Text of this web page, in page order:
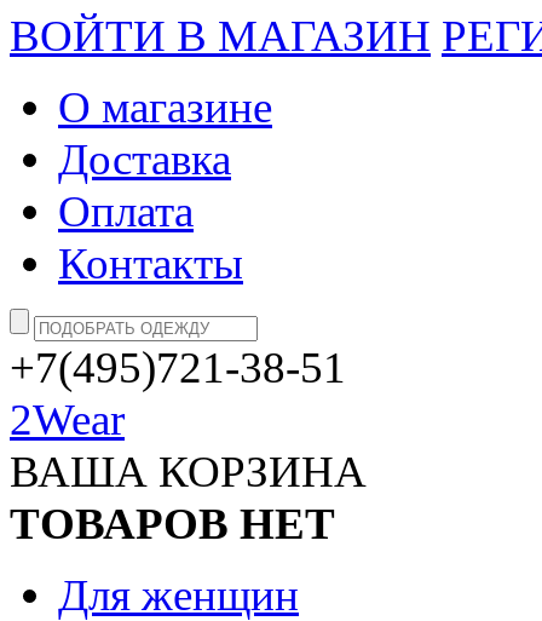
ВОЙТИ В МАГАЗИН
О магазине
Доставка
Оплата
Контакты
+7(495)721-38-51
2Wear
ВАША КОРЗИНА
ТОВАРОВ НЕТ
Для женщин